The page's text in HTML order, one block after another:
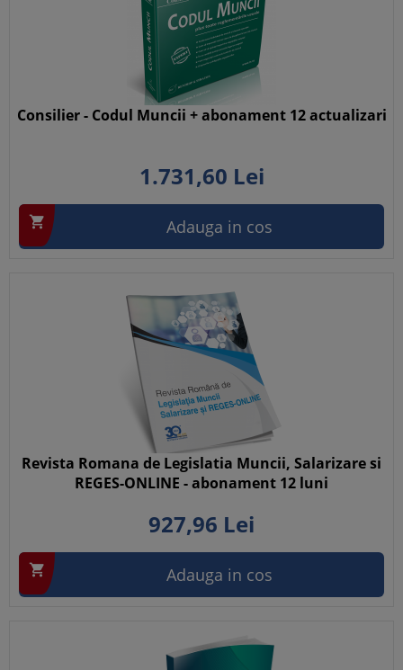
Consilier - Codul Muncii + abonament 12 actualizari
1.731,60 Lei
 Adauga in cos
Revista Romana de Legislatia Muncii, Salarizare si
REGES-ONLINE - abonament 12 luni
927,96 Lei
 Adauga in cos